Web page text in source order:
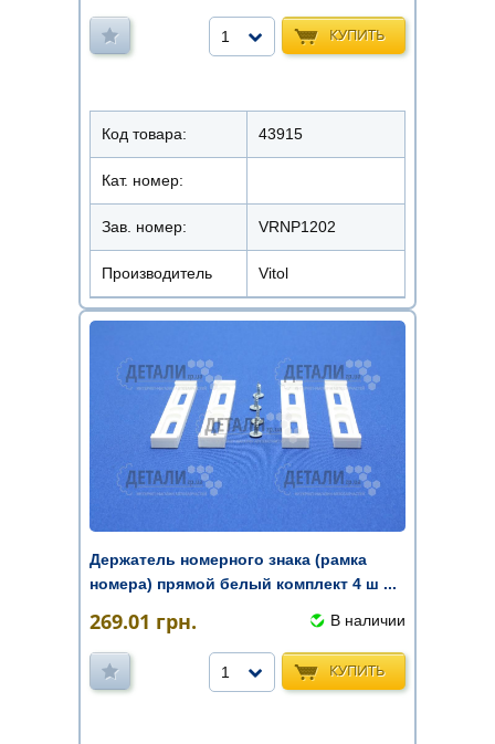
КУПИТЬ
1
Код товара: 43915
Кат. номер:
Зав. номер: VRNP1202
Производитель Vitol
Держатель номерного знака (рамка
номера) прямой белый комплект 4 ш ...
269.01 грн. В наличии
КУПИТЬ
1